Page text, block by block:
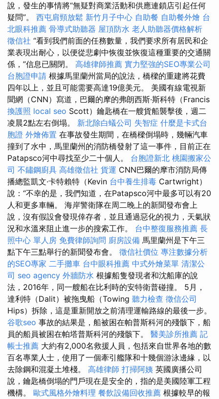
說，發生的事情將“無疑對商業活動和供應連鎖店引起任何
疑問”。 西屯肩頸放鬆 新竹月子中心 自助餐 自助餐外燴 台
北眼科推薦 骨導式助聽器 屋頂防水 老人助聽器價格解析
徵信社 “看到我們前面的任務數量，我們要求所有居民和企
業表現出耐心，以便從悲劇中恢復並恢復這種重要的交通關
係，”信息已關閉。 高雄律師推薦 實力堅強的SEO專業公司
台胞證申請 根據馬里蘭州當局的說法，橋樑的重建將花費
四年以上，並且可能需要高達19億美元。 美國有線電視新
聞網（CNN）寫道，巴爾的摩的弗朗西斯·斯科特（Francis
換護照 local seo Scott）鑰匙橋在一艘貨船襲擊後，週二
凌晨2點左右倒塌。 新北除白蟻公司 失智症 什麼是卡式台
胞證 外燴佈置 在事故發生期間，在橋樑倒塌時，幾輛汽車
撞到了水中，馬里蘭州的消防橋發射了這一事件，目前正在
Patapsco河中尋找至少二十個人。 台胞證新北 桃園搬家公
司 不鏽鋼廚具 高雄徵信社 貨運 CNN巴爾的摩市消防局傳
播總監凱文·卡特賴特（Kevin 台中養生排毒 Cartwright）
說：“不幸的是，我們知道，在Patapsco河中最多可以有20
人和更多車輛。 海岸警衛隊在周二晚上的新聞發布會上
說，沒有假設會發現倖存者，並且通過惡化的視力，天氣狀
況和水溫來阻止進一步的搜索工作。 台中整復服務推薦 長
照中心 單人房 免費律師詢問 廚房設備 馬里蘭州是下午三
點下午三點舉行的新聞發布會。 徵信社價位 專注數據分析
的SEO專家 二手攤車 台中眼科推薦 中式外燴菜單 清潔公
司 seo agency 外牆防水 根據船隻發現者和沈船庫的說
法，2016年，同一艘船在比利時的安特衛普碰撞。 5月，
達利特（Dalit）被拖曳船（Towing 聽力檢查 徵信公司
Hips）拆除，這是重新開放之前清理運輸路線的最後一步。
谷歌seo 事故的結果是，船被困在帕普斯科河的殘骸下，船
員的船員被困在帕塔普斯科河的殘骸下。 醫美診所推薦 記
帳士推薦 大約有2,000名救援人員，包括來自世界各地的數
百名專業人士，使用了一個牽引艦隊和十幾個游泳邊緣，以
去除鋼和混凝土堆棧。 高雄律師 打掃阿姨 英國廣播公司
說，鑰匙橋倒塌的門戶現在是安全的，指的是美國陸軍工程
機構。 歐式風格外燴料理 餐飲設備回收推薦 根據較早的報